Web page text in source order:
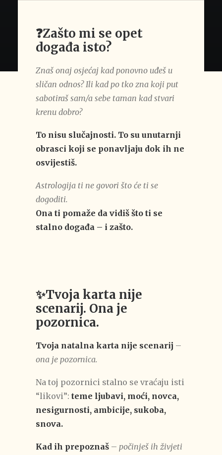
❓Zašto mi se opet
događa isto?
Znaš onaj osjećaj kad ponovno uđeš u
sličan odnos? Ili kad po tko zna koji put
sabotiraš sam/a sebe taman kad stvari
krenu dobro?
To nisu slučajnosti. To su unutarnji
obrasci koji se ponavljaju dok ih ne
osvijestiš.
Astrologija ti ne govori što će ti se
dogoditi.
Ona ti pomaže da vidiš što ti se
stalno događa – i zašto.
✨Tvoja karta nije
scenarij. Ona je
pozornica.
Tvoja natalna karta nije scenarij –
ona je pozornica.
Na toj pozornici stalno se vraćaju isti
“likovi”: teme ljubavi, moći, novca,
nesigurnosti, ambicije, sukoba,
snova.
Kad ih prepoznaš – počinješ ih živjeti